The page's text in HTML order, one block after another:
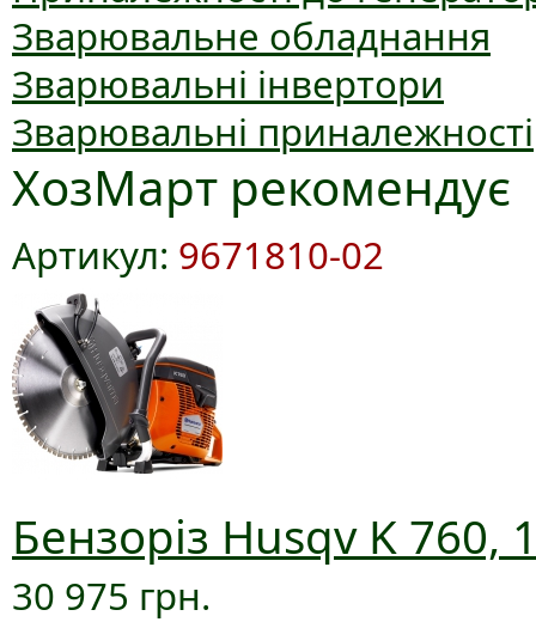
Зварювальне обладнання
Зварювальні інвертори
Зварювальні приналежності
ХозМарт рекомендує
Артикул: 9671810-02
Бензоріз Husqv K 760,
30 975 грн.